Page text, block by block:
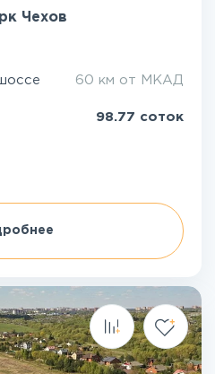
Чехов
60 км от МКАД
98.77 соток